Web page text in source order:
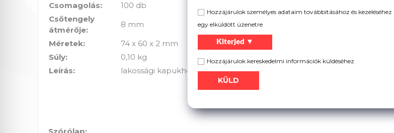
Hozzájárulok személyes adataim továbbításához és
egy elküldött üzenetre
Kiterjed ▼
Hozzájárulok kereskedelmi információk küldéséhez
Csomagolás:
100 db
Csőtengely
átmérője:
8 mm
Méretek:
74 x 60 x 2 mm
Súly:
0,10 kg
Leírás:
lakossági kapukhoz